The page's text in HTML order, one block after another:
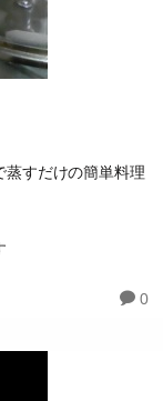
蒸すだけの簡単料理
0